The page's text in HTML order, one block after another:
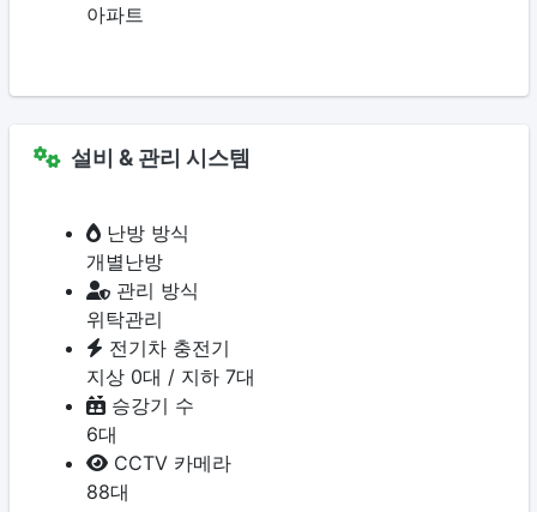
아파트
설비 & 관리 시스템
난방 방식
개별난방
관리 방식
위탁관리
전기차 충전기
지상 0대 / 지하 7대
승강기 수
6대
CCTV 카메라
88대